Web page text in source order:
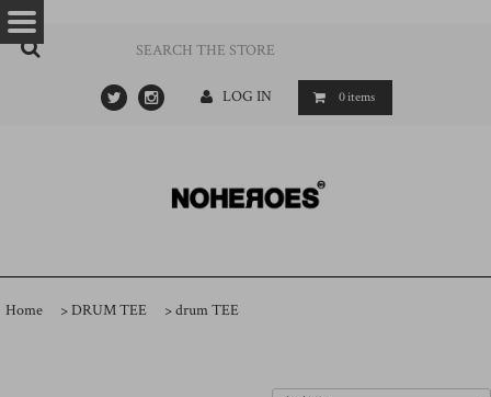
…- ->
LOG IN 0items
Home >DRUM TEE >drum TEE